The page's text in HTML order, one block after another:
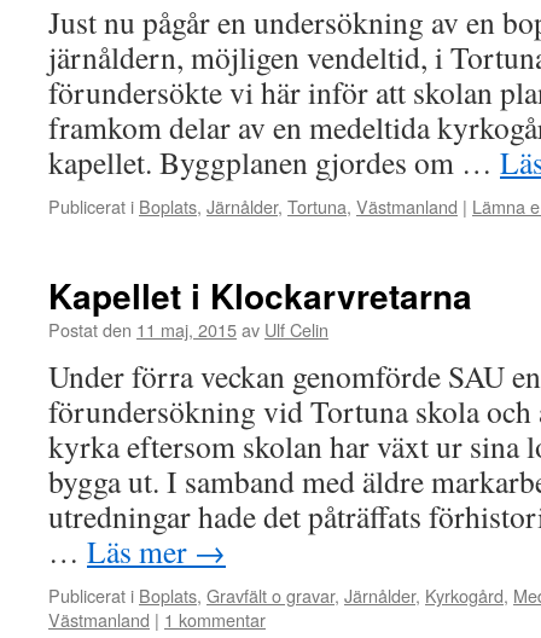
Just nu pågår en undersökning av en
järnåldern, möjligen vendeltid, i
förundersökte vi här inför att skolan
framkom delar av en medeltida
kapellet. Byggplanen gjordes om …
Publicerat i Boplats, Järnålder, Tortuna, Västmanland | Lämna
Kapellet i Klockarvretarna
Postat den 11 maj, 2015av Ulf Celin
Under förra veckan genomförde SAU
förundersökning vid Tortuna skola
kyrka eftersom skolan har växt ur sina
bygga ut. I samband med äldre
utredningar hade det påträffats
… Läs mer →
Publicerat i Boplats, Gravfält o gravar, Järnålder, Kyrkogård,
Västmanland | 1 kommentar